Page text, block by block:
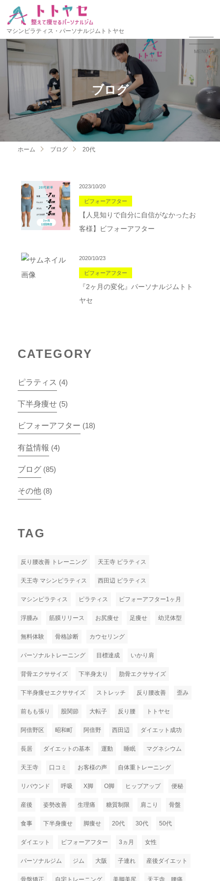
マシンピラティス・パーソナルジムトトヤセ
MENU
ブログ
ホーム ブログ 20代
2023/10/20
ビフォーアフター
【人見知りで自分に自信がなかったお
客様】ビフォーアフター
2020/10/23
ビフォーアフター
『2ヶ月の変化』パーソナルジムトト
ヤセ
CATEGORY
ピラティス (4)
下半身痩せ(5)
ビフォーアフター (18)
有益情報 (4)
ブログ(85)
その他(8)
TAG
反り腰改善 トレーニング 天王寺 ピラティス
天王寺 マシンピラティス 西田辺 ピラティス
マシンピラティス ピラティス ビフォーアフター1ヶ月
浮腫み 筋膜リリース お尻痩せ 足痩せ 幼児体型
無料体験 骨格診断 カウセリング
パーソナルトレーニング 目標達成 いかり肩
背骨エクササイズ 下半身太り 肋骨エクササイズ
下半身痩せエクササイズ ストレッチ 反り腰改善 歪み
前もも張り 股関節 大転子 反り腰 トトヤセ
阿倍野区 昭和町 阿倍野 西田辺 ダイエット成功
長居 ダイエットの基本 運動 睡眠 マグネシウム
天王寺 口コミ お客様の声 自体重トレーニング
リバウンド 呼吸 X脚 O脚 ヒップアップ 便秘
産後 姿勢改善 生理痛 糖質制限 肩こり 骨盤
食事 下半身痩せ 脚痩せ 20代 30代 50代
ダイエット ビフォーアフター 3ヵ月 女性
パーソナルジム ジム 大阪 子連れ 産後ダイエット
骨盤矯正 自宅トレーニング 美脚美尻 天王寺 腰痛